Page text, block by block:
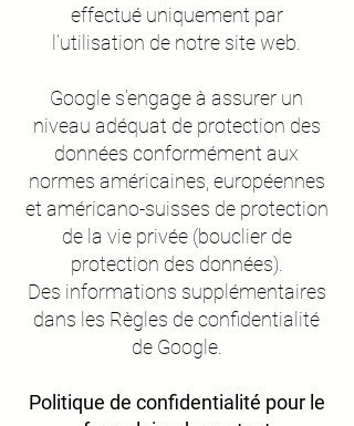
effectué uniquement par
l’utilisation de notre site web.
Google s’engage à assurer un
niveau adéquat de protection des
données conformément aux
normes américaines, européennes
et américano-suisses de protection
de la vie privée (bouclier de
protection des données).
Des informations supplémentaires
dans les Règles de confidentialité
de Google.
Politique de confidentialité pour le